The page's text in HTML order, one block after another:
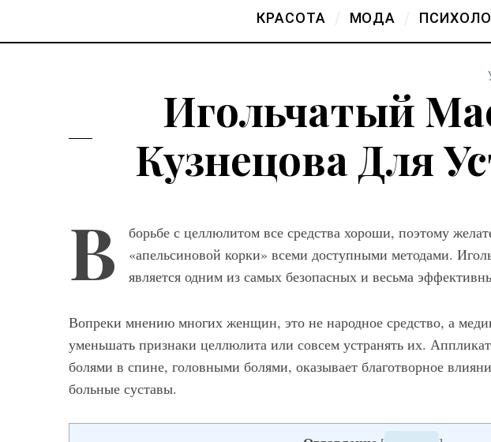
КРАСОТА МОДА
Игольчатый
Кузнецова Для
В
борьбе с целлюлитом все средства хороши, поэтому
«апельсиновой корки» всеми доступными методами.
является одним из самых безопасных и весьма
Вопреки мнению многих женщин, это не народное средство, а
уменьшать признаки целлюлита или совсем устранять их.
болями в спине, головными болями, оказывает благотворное
больные суставы.
брюк серого цвета – как
выбрать и с чем сочетать